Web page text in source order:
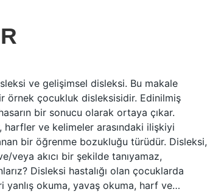
ve gelişimsel disleksi. Bu makale
örnek çocukluk disleksisidir. Edinilmiş
bir sonucu olarak ortaya çıkar.
harfler ve kelimeler arasındaki ilişkiyi
bir öğrenme bozukluğu türüdür. Disleksi,
akıcı bir şekilde tanıyamaz,
Disleksi hastalığı olan çocuklarda
yanlış okuma, yavaş okuma, harf ve…